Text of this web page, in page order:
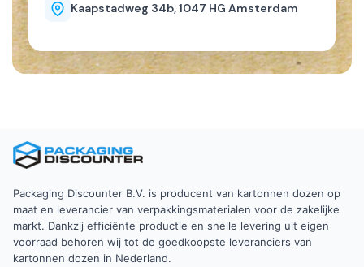
Kaapstadweg 34b, 1047 HG Amsterdam
Packaging Discounter B.V. is producent van kartonnen dozen op
maat en leverancier van verpakkingsmaterialen voor de zakelijke
markt. Dankzij efficiënte productie en snelle levering uit eigen
voorraad behoren wij tot de goedkoopste leveranciers van
kartonnen dozen in Nederland.